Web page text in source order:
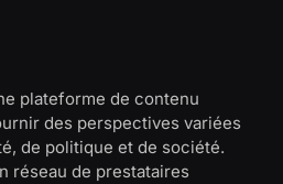
plateforme de contenu
des perspectives variées
de politique et de société.
réseau de prestataires